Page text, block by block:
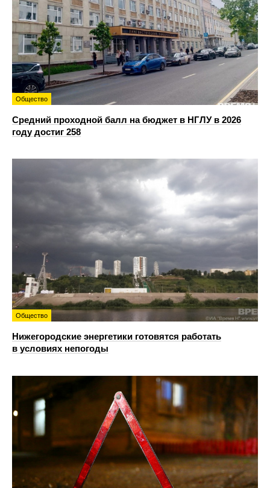
Общество
Средний проходной балл на бюджет в НГЛУ в 2026
году достиг 258
Общество
Нижегородские энергетики готовятся работать
в условиях непогоды